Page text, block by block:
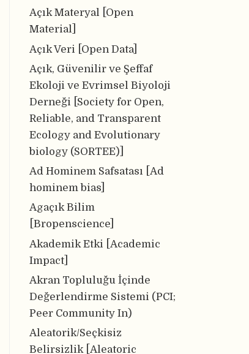
Açık Materyal [Open
Material]
Açık Veri [Open Data]
Açık, Güvenilir ve Şeffaf
Ekoloji ve Evrimsel Biyoloji
Derneği [Society for Open,
Reliable, and Transparent
Ecology and Evolutionary
biology (SORTEE)]
Ad Hominem Safsatası [Ad
hominem bias]
Agaçık Bilim
[Bropenscience]
Akademik Etki [Academic
Impact]
Akran Topluluğu İçinde
Değerlendirme Sistemi (PCI;
Peer Community In)
Aleatorik/Seçkisiz
Belirsizlik [Aleatoric